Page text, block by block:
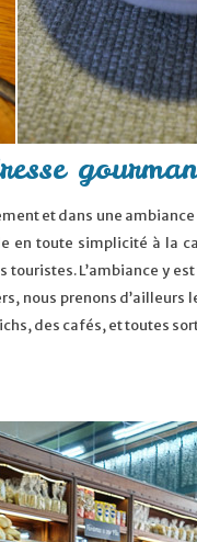
et dans une
en toute simplicité à la
L’ambiance y
nous prenons d’ailleurs
des cafés, et toutes